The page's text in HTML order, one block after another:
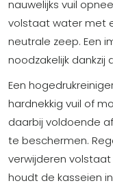
nauwelijks vuil
volstaat water met
neutrale zeep. Een
noodzakelijk
Een
hardnekkig vuil of
daarbij voldoende
te beschermen.
verwijderen
houdt de kasseien